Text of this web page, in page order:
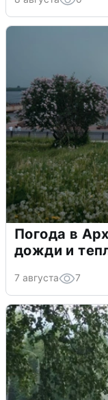
Погода в
дожди и
7 августа 7